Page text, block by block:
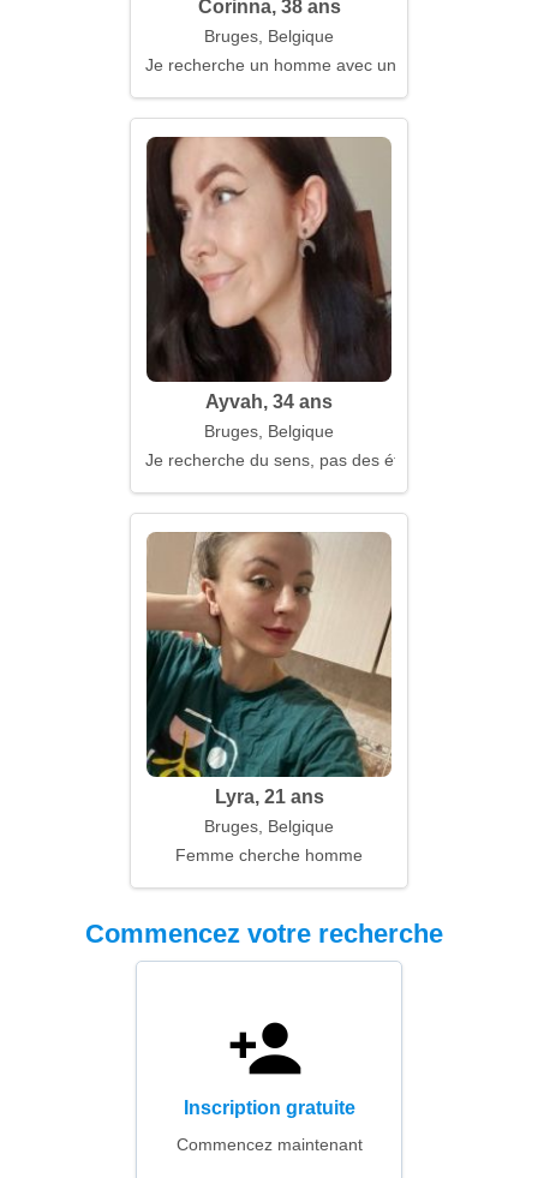
Corinna, 38 ans
Bruges, Belgique
Je recherche un homme avec une âme ouverte
Ayvah, 34 ans
Bruges, Belgique
Je recherche du sens, pas des étiquettes
Lyra, 21 ans
Bruges, Belgique
Femme cherche homme
Commencez votre recherche
Inscription gratuite
Commencez maintenant